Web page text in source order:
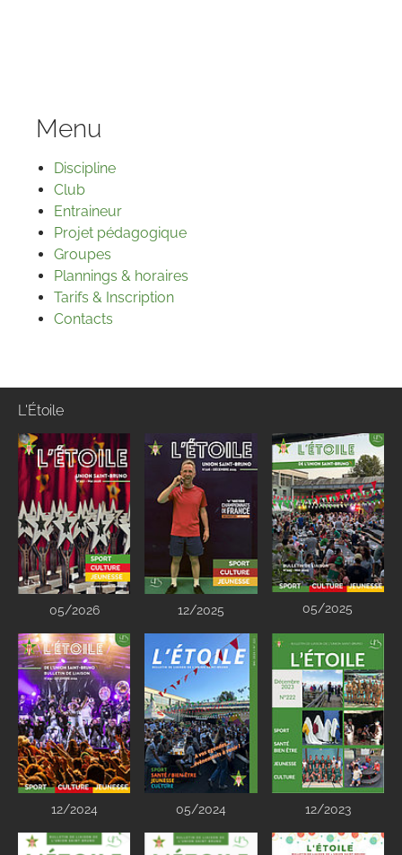
Menu
Discipline
Club
Entraineur
Projet pédagogique
Groupes
Plannings & horaires
Tarifs & Inscription
Contacts
L'Étoile
05/2026 12/2025 05/2025
12/2024 05/2024 12/2023